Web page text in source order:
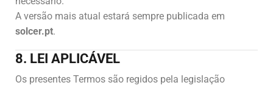
A versão mais atual estará sempre publicada em
solcer.pt.
8. LEI APLICÁVEL
Os presentes Termos são regidos pela legislação